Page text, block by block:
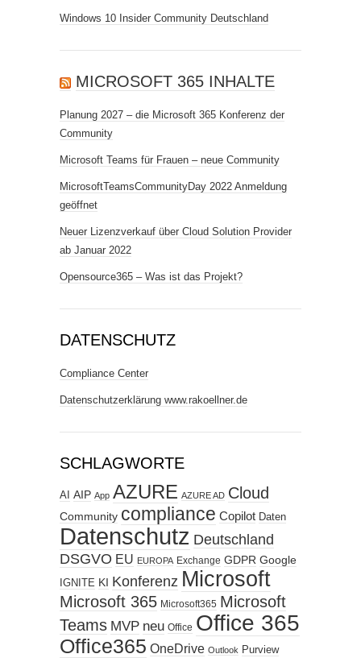
Windows 10 Insider Community Deutschland
MICROSOFT 365 INHALTE
Planung 2027 – die Microsoft 365 Konferenz der
Community
Microsoft Teams für Frauen – neue Community
MicrosoftTeamsCommunityDay 2022 Anmeldung
geöffnet
Neuer Lizenzverkauf über Cloud Solution Provider
ab Januar 2022
Opensource365 – Was ist das Projekt?
DATENSCHUTZ
Compliance Center
Datenschutzerklärung www.rakoellner.de
SCHLAGWORTE
AI AIP App AZURE AZURE AD Cloud
Community compliance Copilot Daten
Datenschutz Deutschland
DSGVO EU EUROPA Exchange GDPR Google
IGNITE KI Konferenz Microsoft
Microsoft 365 Microsoft365 Microsoft
Teams MVP neu Office Office 365
Office365 OneDrive Outlook Purview